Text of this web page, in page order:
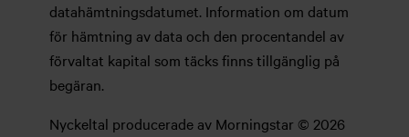
datahämtningsdatumet. Information om datum
för hämtning av data och den procentandel av
förvaltat kapital som täcks finns tillgänglig på
begäran.
Nyckeltal producerade av Morningstar © 2026